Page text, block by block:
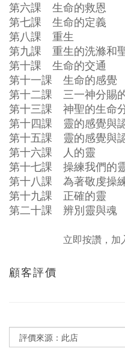
第六課 生命的救恩
第七課 生命的定義
第八課 重生
第九課 重生的洗滌和
第十課 生命的交通
第十一課 生命的感覺
第十二課 三一神分賜
第十三課 神聖的生命
第十四課 靈的感覺與認
第十五課 靈的感覺與認
第十六課 人的靈
第十七課 操練我們的
第十八課 為著敬虔操
第十九課 正確的靈
第二十課 辨別靈與魂
立即按讚，加
顧客評價